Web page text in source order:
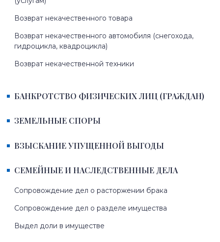
Возврат некачественного товара
Возврат некачественного автомобиля (снегохода,
гидроцикла, квадроцикла)
Возврат некачественной техники
БАНКРОТСТВО ФИЗИЧЕСКИХ ЛИЦ (ГРАЖДАН)
ЗЕМЕЛЬНЫЕ СПОРЫ
ВЗЫСКАНИЕ УПУЩЕННОЙ ВЫГОДЫ
СЕМЕЙНЫЕ И НАСЛЕДСТВЕННЫЕ ДЕЛА
Сопровождение дел о расторжении брака
Сопровождение дел о разделе имущества
Выдел доли в имуществе